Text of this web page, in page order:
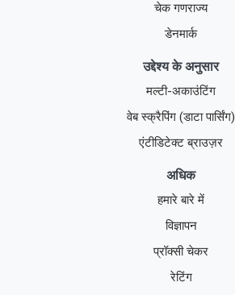
चेक गणराज्य
डेनमार्क
उद्देश्य के अनुसार
मल्टी-अकाउंटिंग
वेब स्क्रैपिंग (डाटा पार्सिंग)
एंटीडिटेक्ट ब्राउज़र
अधिक
हमारे बारे में
विज्ञापन
प्रॉक्सी चेकर
रेटिंग